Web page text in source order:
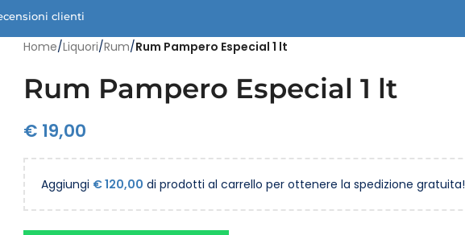
clienti
Home/Liquori/Rum/Rum Pampero Especial 1 lt
Rum Pampero Especial 1 lt
€ 19,00
Aggiungi €120,00 di prodotti al carrello per ottenere la spedizione gratuita!